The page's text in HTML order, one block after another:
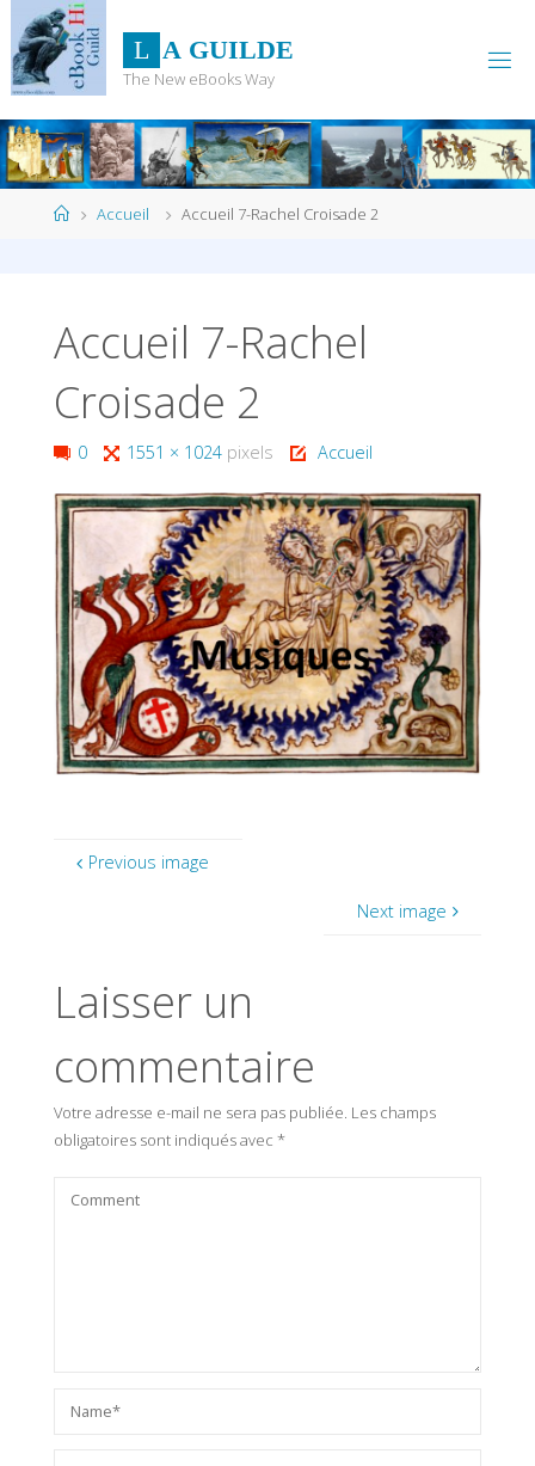
content
L A GUILDE
The New eBooks Way
HomeAccueil Accueil 7-Rachel Croisade 2
Accueil 7-Rachel
Croisade 2
0
Full1551 × 1024 pixels Accueil
Previous image
Next image
Laisser un
commentaire
Votre adresse e-mail ne sera pas publiée. Les champs
obligatoires sont indiqués avec *